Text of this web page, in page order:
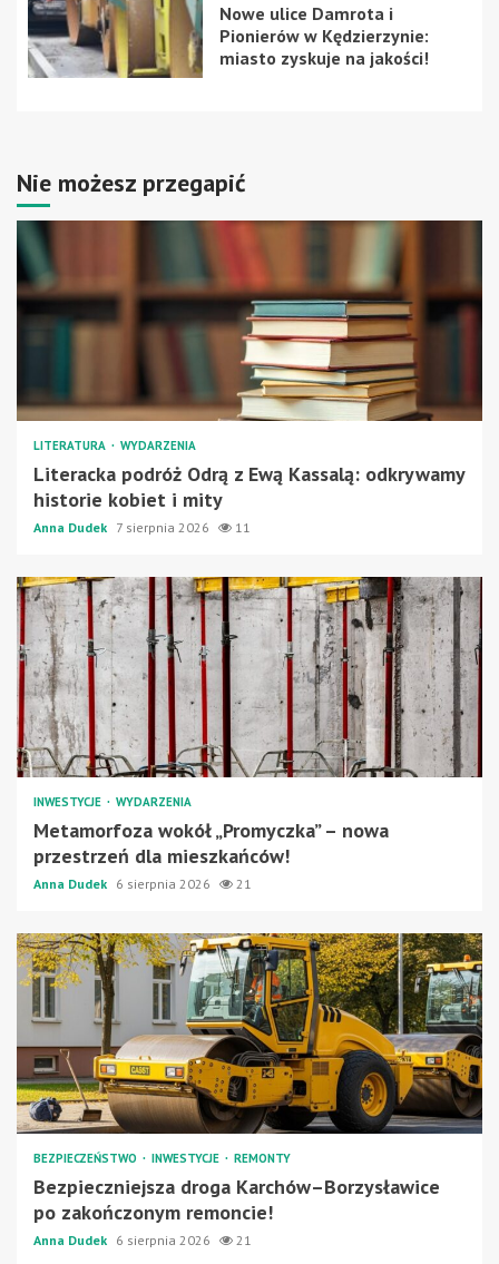
Nowe ulice Damrota i
Pionierów w Kędzierzynie:
miasto zyskuje na jakości!
Nie możesz przegapić
LITERATURA WYDARZENIA
Literacka podróż Odrą z Ewą Kassalą: odkrywamy
historie kobiet i mity
Anna Dudek 7 sierpnia 2026 11
INWESTYCJE WYDARZENIA
Metamorfoza wokół „Promyczka” – nowa
przestrzeń dla mieszkańców!
Anna Dudek 6 sierpnia 2026 21
BEZPIECZEŃSTWO INWESTYCJE REMONTY
Bezpieczniejsza droga Karchów–Borzysławice
po zakończonym remoncie!
Anna Dudek 6 sierpnia 2026 21